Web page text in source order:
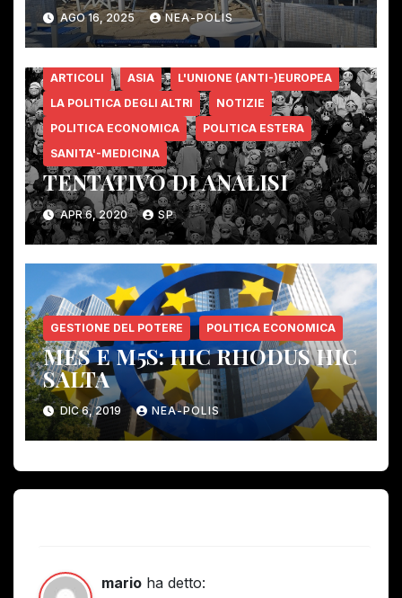
regime, e contesto, vanno
“COMBINANDOSI” – PER IL
PEGGIO. La “FACCENDA DEI
BAGNI”
AGO 16, 2025 NEA-POLIS
ARTICOLI ASIA
L'UNIONE (ANTI-)EUROPEA
LA POLITICA DEGLI ALTRI
NOTIZIE
POLITICA ECONOMICA
POLITICA ESTERA
SANITA'-MEDICINA
TENTATIVO DI ANALISI
APR 6, 2020 SP
GESTIONE DEL POTERE POLITICA ECONOMICA
MES E M5S: HIC RHODUS HIC
SALTA
DIC 6, 2019 NEA-POLIS
mario ha detto: